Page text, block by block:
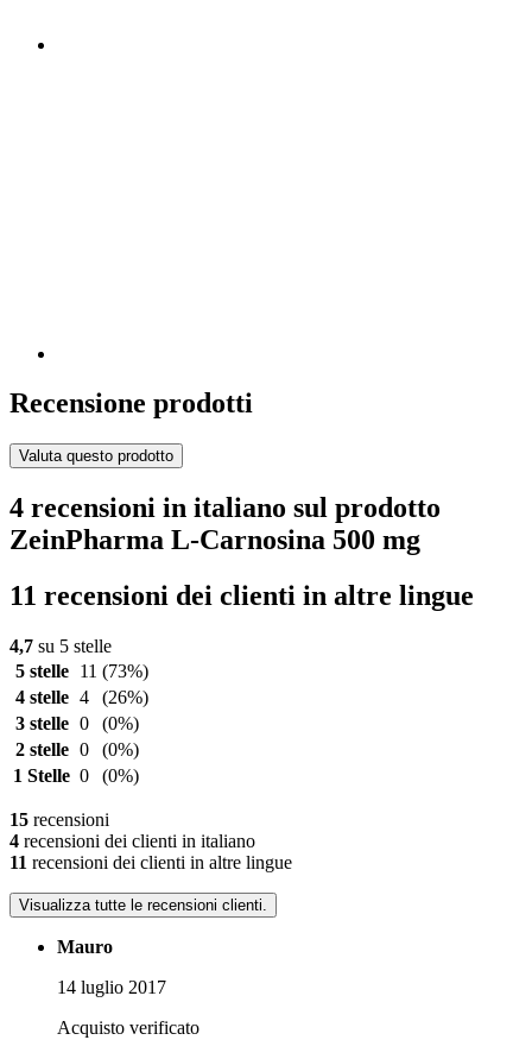
Recensione prodotti
Valuta questo prodotto
4 recensioni in italiano sul prodotto
ZeinPharma L-Carnosina 500 mg
11 recensioni dei clienti in altre lingue
4,7 su 5 stelle
5 stelle
11 (73%)
4 stelle 4
(26%)
3 stelle 0
(0%)
2 stelle 0
(0%)
1 Stelle 0 (0%)
15 recensioni
4 recensioni dei clienti in italiano
11 recensioni dei clienti in altre lingue
Visualizza tutte le recensioni clienti.
Mauro
14 luglio 2017
Acquisto verificato